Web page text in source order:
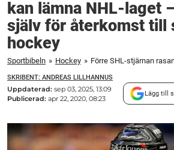
kan lämna NHL-laget
själv för återkomst till
hockey
Sportbibeln » Hockey »
SKRIBENT: ANDREAS LILLHANNUS
Uppdaterad: sep 03, 2025, 13:09
Publicerad: apr 22, 2020, 08:23
Lägg till